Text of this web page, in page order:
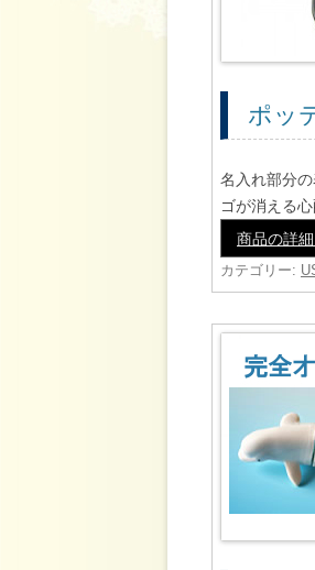
ポッ
名入れ部分
ゴが消える
商品の詳
カテゴリー: